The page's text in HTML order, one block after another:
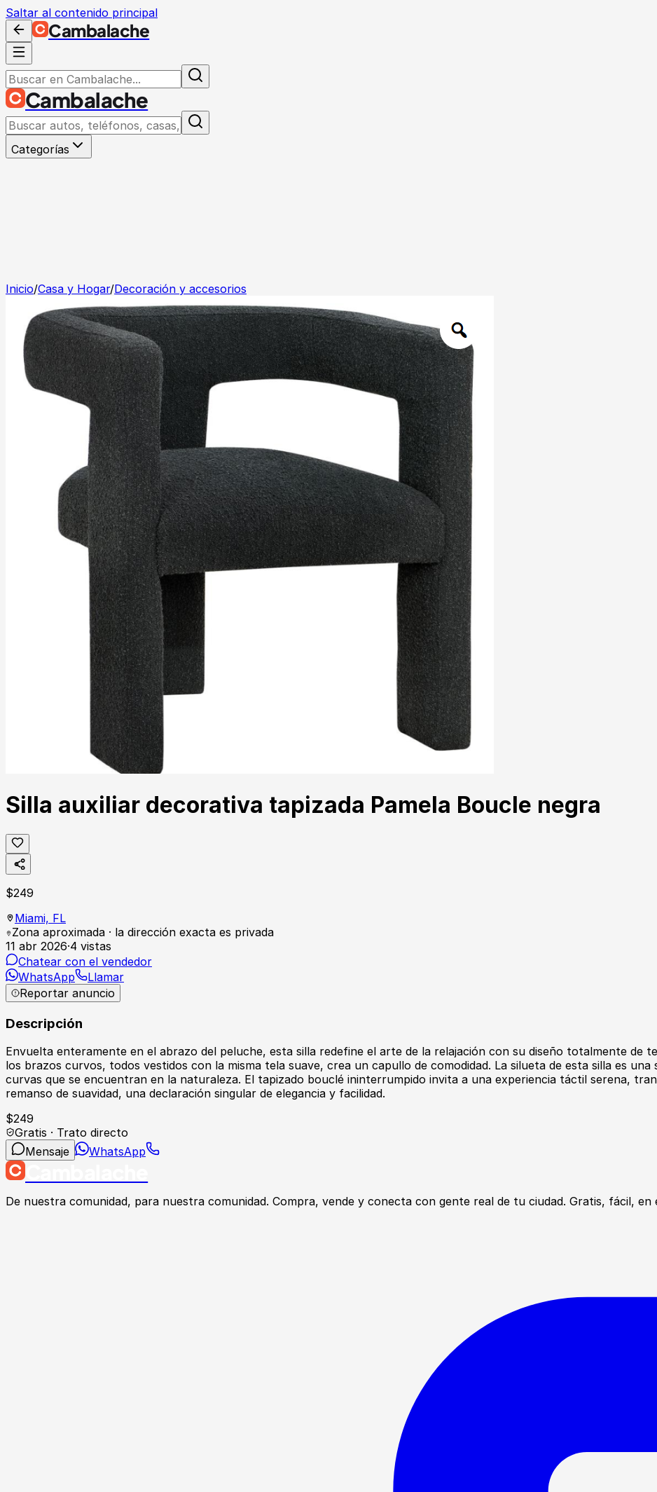
Saltar al contenido principal
Cambalache
Cambalache
Categorías
Inicio/Casa y Hogar/Decoración y accesorios
Silla auxiliar decorativa tapizada Pamela Boucle negra
$249
Miami, FL
Zona aproximada · la dirección exacta es privada
11 abr 2026·4 vistas
Chatear con el vendedor
WhatsApp
Llamar
Reportar anuncio
Descripción
Envuelta enteramente en el abrazo del peluche, esta silla redefine el arte de la relajación con su diseño totalmente de
los brazos curvos, todos vestidos con la misma tela suave, crea un capullo de comodidad. La silueta de esta silla es
curvas que se encuentran en la naturaleza. El tapizado bouclé ininterrumpido invita a una experiencia táctil serena,
remanso de suavidad, una declaración singular de elegancia y facilidad.
$249
Gratis · Trato directo
Mensaje
WhatsApp
De nuestra comunidad, para nuestra comunidad. Compra, vende y conecta con gente real de tu ciudad. Gratis, fácil, en